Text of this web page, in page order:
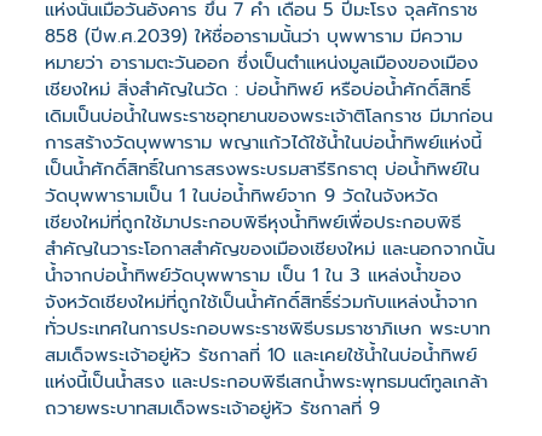
แห่งนั้นเมื่อวันอังคาร ขึ้น 7 ค่ำ เดือน 5 ปีมะโรง จุลศักราช
858 (ปีพ.ศ.2039) ให้ชื่ออารามนั้นว่า บุพพาราม มีความ
หมายว่า อารามตะวันออก ซึ่งเป็นตำแหน่งมูลเมืองของเมือง
เชียงใหม่ สิ่งสำคัญในวัด : บ่อน้ำทิพย์ หรือบ่อน้ำศักดิ์สิทธิ์
เดิมเป็นบ่อน้ำในพระราชอุทยานของพระเจ้าติโลกราช มีมาก่อน
การสร้างวัดบุพพาราม พญาแก้วได้ใช้น้ำในบ่อน้ำทิพย์แห่งนี้
เป็นน้ำศักดิ์สิทธิ์ในการสรงพระบรมสารีริกธาตุ บ่อน้ำทิพย์ใน
วัดบุพพารามเป็น 1 ในบ่อน้ำทิพย์จาก 9 วัดในจังหวัด
เชียงใหม่ที่ถูกใช้มาประกอบพิธีหุงน้ำทิพย์เพื่อประกอบพิธี
สำคัญในวาระโอกาสสำคัญของเมืองเชียงใหม่ และนอกจากนั้น
น้ำจากบ่อน้ำทิพย์วัดบุพพาราม เป็น 1 ใน 3 แหล่งน้ำของ
จังหวัดเชียงใหม่ที่ถูกใช้เป็นน้ำศักดิ์สิทธิ์ร่วมกับแหล่งน้ำจาก
ทั่วประเทศในการประกอบพระราชพิธีบรมราชาภิเษก พระบาท
สมเด็จพระเจ้าอยู่หัว รัชกาลที่ 10 และเคยใช้น้ำในบ่อน้ำทิพย์
แห่งนี้เป็นน้ำสรง และประกอบพิธีเสกน้ำพระพุทธมนต์ทูลเกล้า
ถวายพระบาทสมเด็จพระเจ้าอยู่หัว รัชกาลที่ 9